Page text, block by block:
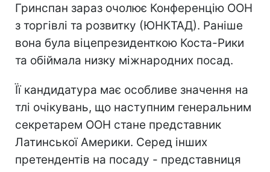
Гринспан зараз очолює Конференцію ООН
з торгівлі та розвитку (ЮНКТАД). Раніше
вона була віцепрезиденткою Коста-Рики
та обіймала низку міжнародних посад.
Її кандидатура має особливе значення на
тлі очікувань, що наступним генеральним
секретарем ООН стане представник
Латинської Америки. Серед інших
претендентів на посаду - представниця